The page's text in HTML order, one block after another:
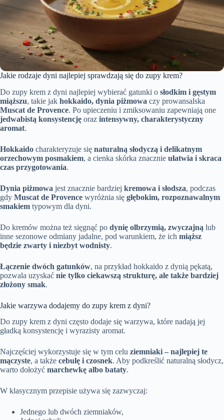
Jakie rodzaje dyni najlepiej sprawdzają się do zupy krem?
Do zupy krem z dyni najlepiej wybierać gatunki o słodkim i gęstym
miąższu, takie jak hokkaido, dynia piżmowa czy prowansalska
Muscat de Provence. Po upieczeniu i zmiksowaniu zapewniają one
jedwabistą konsystencję oraz intensywny, charakterystyczny
aromat.
Hokkaido charakteryzuje się naturalną słodyczą i delikatnym
orzechowym posmakiem, a cienka skórka znacznie ułatwia i skraca
czas przygotowania.
Dynia piżmowa jest znacznie bardziej kremowa i słodsza, podczas
gdy Muscat de Provence wyróżnia się głębokim, rozpoznawalnym
smakiem typowym dla dyni.
Do kremów można też sięgnąć po dynię olbrzymią, zwyczajną lub
inne sezonowe odmiany jadalne, pod warunkiem, że ich miąższ
będzie zwarty i niezbyt wodnisty.
Łączenie dwóch gatunków, na przykład hokkaido z dynią pękatą,
pozwala uzyskać nie tylko ciekawszą strukturę, ale także bardziej
złożony smak.
Jakie warzywa dodajemy do zupy krem z dyni?
Do zupy krem z dyni często dodaje się warzywa, które nadają jej
gładką konsystencję i wyrazisty aromat.
Najczęściej wykorzystuje się w tym celu ziemniaki – najlepiej te
mączyste, a także cebulę i czosnek. Aby podkreślić naturalną słodycz,
warto dołożyć marchewkę albo bataty.
W klasycznym przepisie używa się zazwyczaj:
Jednego lub dwóch ziemniaków,